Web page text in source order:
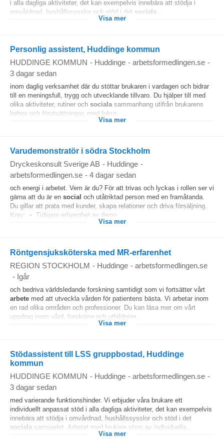
i alla dagliga aktiviteter, det kan exempelvis innebära att stödja i
omvårdnad, hushållssysslor och stöd i det sociala
Visa mer
Personlig assistent, Huddinge kommun
HUDDINGE KOMMUN - Huddinge - arbetsformedlingen.se -
3 dagar sedan
inom daglig verksamhet där du stöttar brukaren i vardagen och bidrar
till en meningsfull, trygg och utvecklande tillvaro. Du hjälper till med
olika aktiviteter, rutiner och socialasammanhang utifrån brukarens
behov och förutsättningar, med fokus...
Visa mer
Varudemonstratör i södra Stockholm
Dryckeskonsult Sverige AB - Huddinge -
arbetsformedlingen.se - 4 dagar sedan
och energi i arbetet. Vem är du? För att trivas och lyckas i rollen ser vi
gärna att du är en social och utåtriktad person med en framåtanda.
Du gillar att prata med kunder, skapa relationer och driva försäljning.
Krav: • Tidigare erfarenhet av demo...
Visa mer
Röntgensjuksköterska med MR-erfarenhet
REGION STOCKHOLM - Huddinge - arbetsformedlingen.se
- Igår
och bedriva världsledande forskning samtidigt som vi fortsätter vårt
arbete med att utveckla vården för patientens bästa. Vi arbetar inom
en rad olika områden och professioner. Du kan läsa mer om vårt
uppdrag inom vård, forskning och utbildning...
Visa mer
Stödassistent till LSS gruppbostad, Huddinge
kommun
HUDDINGE KOMMUN - Huddinge - arbetsformedlingen.se -
3 dagar sedan
med varierande funktionshinder. Vi erbjuder våra brukare ett
individuellt anpassat stöd i alla dagliga aktiviteter, det kan exempelvis
innebära att stödja i omvårdnad, hushållssysslor och stöd i det
sociala samspelet. Arbetet med brukare styrs av individuella...
Visa mer